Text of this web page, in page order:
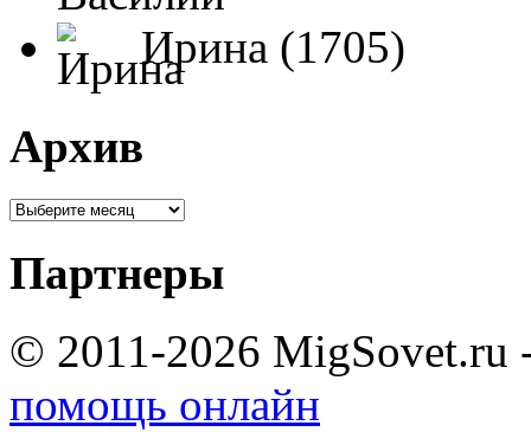
Ирина (1705)
Архив
Партнеры
© 2011-2026 MigSovet.ru
помощь онлайн